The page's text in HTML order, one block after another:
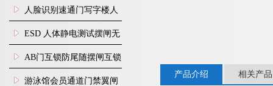
机入口人行通道门禁
人脸识别速通门写字楼人
行通道闸门禁设备
ESD 人体静电测试摆闸无
尘车间防静电闸机
AB门互锁防尾随摆闸互锁
闸机
游泳馆会员通道门禁翼闸
产品介绍 相关产品